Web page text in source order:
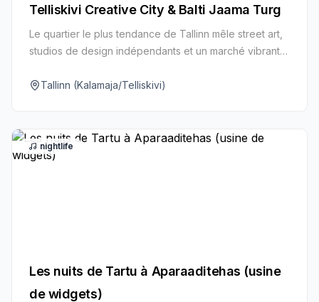
Telliskivi Creative City & Balti Jaama Turg
Le quartier le plus tendance de Tallinn mêle street art,
studios de design indépendants et un marché vibrant
Tallinn (Kalamaja/Telliskivi)
nightlife
Les nuits de Tartu à Aparaaditehas (usine
de widgets)